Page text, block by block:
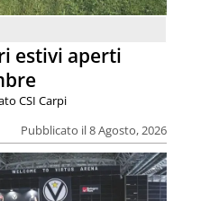
estivi aperti
Pubblicato il 8 Agosto, 2026
CSI Carpi